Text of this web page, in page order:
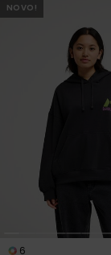
NOVO!
6